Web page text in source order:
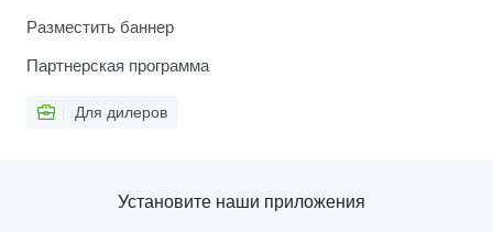
Разместить баннер
Партнерская программа
Для дилеров
Установите наши приложения